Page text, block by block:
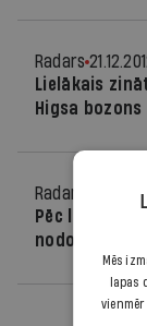
Radars
Lielākais
Higsa bozons
Radars
Pēc laika par
nodokļus
Mēs
lapas